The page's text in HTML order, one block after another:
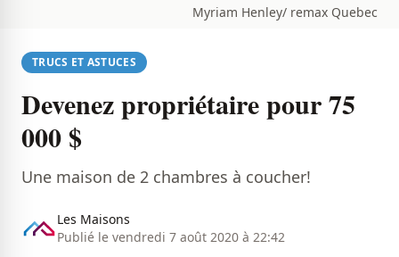
Myriam Henley/ remax Quebec
TRUCS ET ASTUCES
Devenez propriétaire pour 75
000 $
Une maison de 2 chambres à coucher!
Les Maisons
Publié le vendredi 7 août 2020 à 22:42